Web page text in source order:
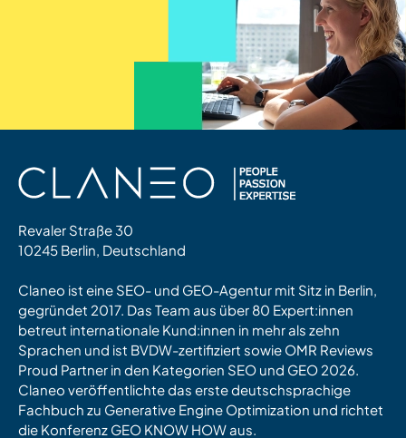
Revaler Straße 30
10245 Berlin, Deutschland
Claneo ist eine SEO- und GEO-Agentur mit Sitz in Berlin,
gegründet 2017. Das Team aus über 80 Expert:innen
betreut internationale Kund:innen in mehr als zehn
Sprachen und ist BVDW-zertifiziert sowie OMR Reviews
Proud Partner in den Kategorien SEO und GEO 2026.
Claneo veröffentlichte das erste deutschsprachige
Fachbuch zu Generative Engine Optimization und richtet
die Konferenz GEO KNOW HOW aus.